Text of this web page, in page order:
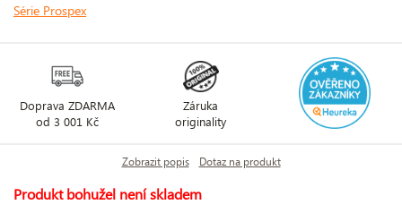
Série Prospex
Doprava ZDARMA
od 3 001 Kč
Záruka
originality
Zobrazit popis Dotaz na produkt
Produkt bohužel není skladem